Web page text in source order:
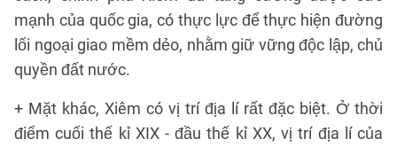
mạnh của quốc gia, có thực lực để thực hiện đường
lối ngoại giao mềm dẻo, nhằm giữ vững độc lập, chủ
quyền đất nước.
+ Mặt khác, Xiêm có vị trí địa lí rất đặc biệt. Ở thời
điểm cuối thế kỉ XIX - đầu thế kỉ XX, vị trí địa lí của